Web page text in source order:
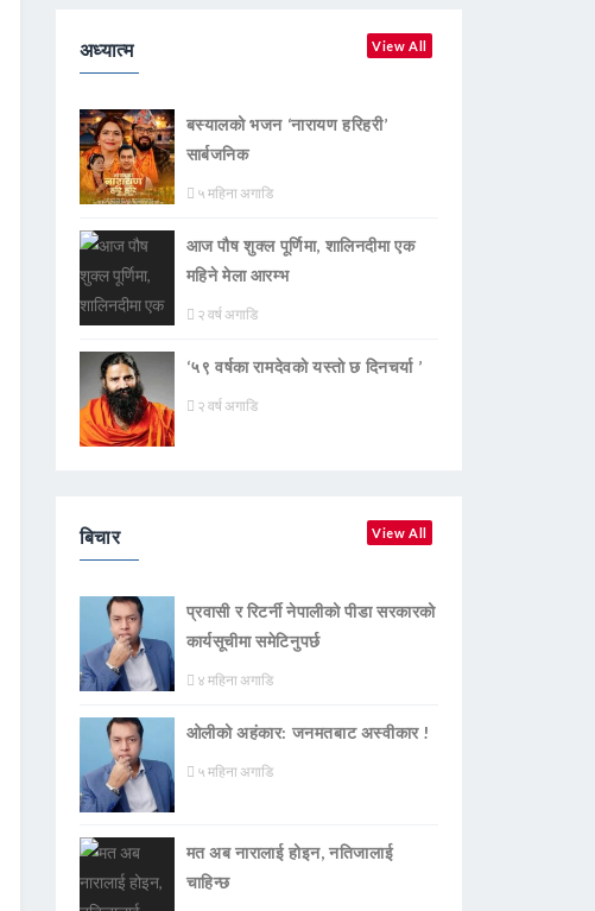
अध्यात्म View All
बस्यालको भजन ‘नारायण हरिहरी’
सार्बजनिक
५ महिना अगाडि
आज पौष शुक्ल पूर्णिमा, शालिनदीमा एक
महिने मेला आरम्भ
२ वर्ष अगाडि
‘५९ वर्षका रामदेवकाे यस्ताे छ दिनचर्या ’
२ वर्ष अगाडि
बिचार View All
प्रवासी र रिटर्नी नेपालीको पीडा सरकारको
कार्यसूचीमा समेटिनुपर्छ
४ महिना अगाडि
ओलीको अहंकार: जनमतबाट अस्वीकार !
५ महिना अगाडि
मत अब नारालाई होइन, नतिजालाई
चाहिन्छ